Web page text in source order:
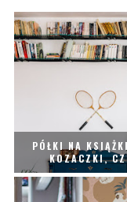
PÓŁKI NA
KOZACZKI,